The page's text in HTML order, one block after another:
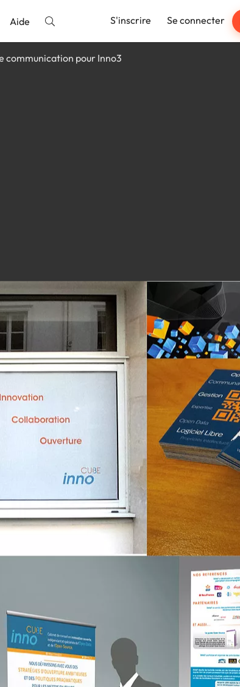
Aide S'inscrire Se connecter
communication pour Inno3